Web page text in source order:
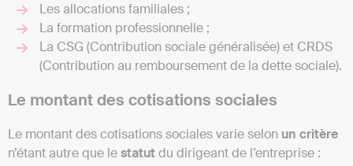
Les allocations familiales ;
La formation professionnelle ;
La CSG (Contribution sociale généralisée) et CRDS
(Contribution au remboursement de la dette sociale).
Le montant des cotisations sociales
Le montant des cotisations sociales varie selon un critère
n’étant autre que lestatutdu dirigeant de l’entreprise :